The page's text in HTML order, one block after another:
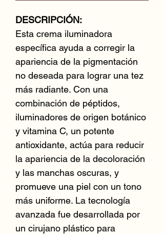
DESCRIPCIÓN:
Esta crema iluminadora
específica ayuda a corregir la
apariencia de la pigmentación
no deseada para lograr una tez
más radiante. Con una
combinación de péptidos,
iluminadores de origen botánico
y vitamina C, un potente
antioxidante, actúa para reducir
la apariencia de la decoloración
y las manchas oscuras, y
promueve una piel con un tono
más uniforme. La tecnología
avanzada fue desarrollada por
un cirujano plástico para